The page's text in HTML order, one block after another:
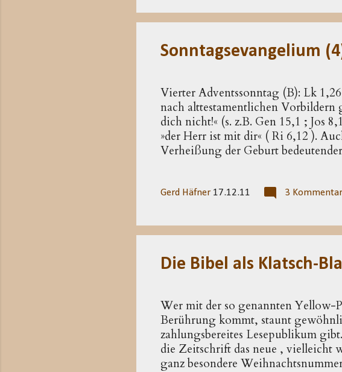
Nachkommen mit erheblichem
Identifizierungsproblem mit sich.
Sonntagsevangelium
Vierter Adventssonntag (B): Lk
nach alttestamentlichen
dich nicht!« (s. z.B. Gen 15,1 ; Jos
»der Herr ist mit dir« ( Ri 6,12 ).
Verheißung der Ge­burt
Zukunft des Kindes offen­bart –
ihr wesent­liches Aussageziel in
(VV. 32f). Sie greifen eben­fall...
Gerd Häfner 17.12.11 3
Die Bibel als Klatsch-
Wer mit der so genannten Yellow-
Berührung kommt, staunt
zahlungsbereites Lesepublikum
die Zeitschrift das neue , vielleicht
ganz besondere